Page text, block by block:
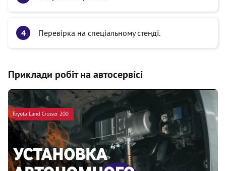
Перевірка на спеціальному стенді.
Приклади робіт на автосервісі